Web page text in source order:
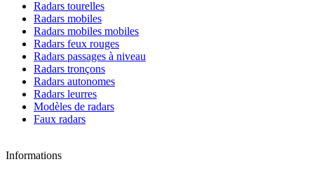
Radars tourelles
Radars mobiles
Radars mobiles mobiles
Radars feux rouges
Radars passages à niveau
Radars tronçons
Radars autonomes
Radars leurres
Modèles de radars
Faux radars
Informations